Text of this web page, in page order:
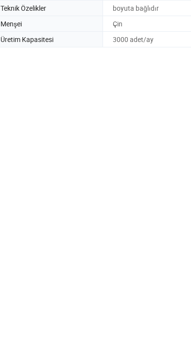
Teknik Özelikler
boyuta bağlıdır
Menşei
Çin
Üretim Kapasitesi 3000 adet/ay